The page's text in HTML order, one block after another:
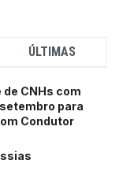
ÚLTIMAS
CNHs com
para
Condutor